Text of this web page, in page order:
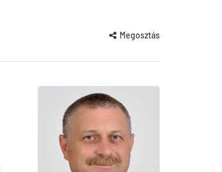
Megosztás